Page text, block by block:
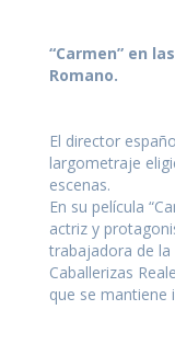
“Carmen” en
Romano.
El director
largometraje
escenas.
En su película
actriz y
trabajadora de la
Caballerizas
que se mantiene